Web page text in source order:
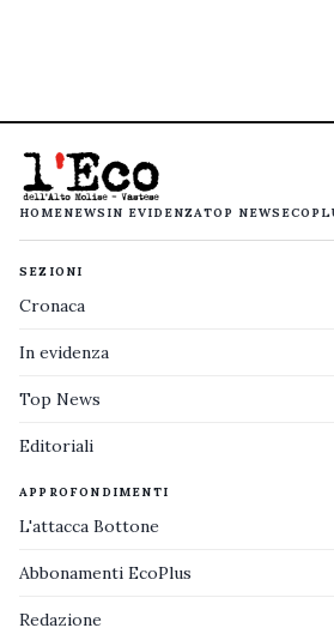
HOMENEWS IN EVIDENZATOP NEWS
SEZIONI
Cronaca
In evidenza
Top News
Editoriali
APPROFONDIMENTI
L'attacca Bottone
Abbonamenti EcoPlus
Redazione